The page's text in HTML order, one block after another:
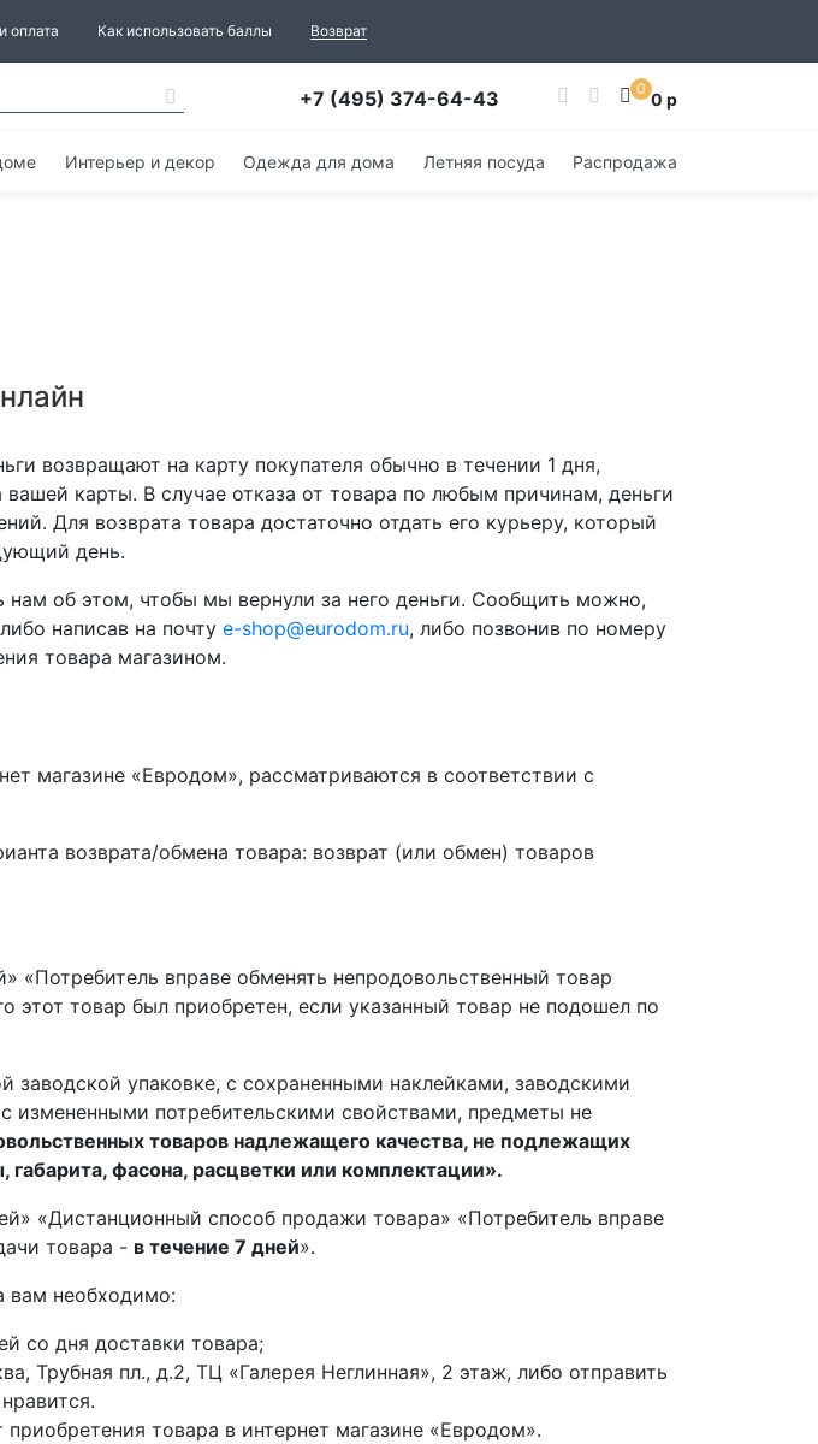
оплата Как использовать баллы Возврат
+7 (495) 374-64-43 0 0 р
Интерьер и декор Одежда для дома Летняя посуда Распродажа
возвращают на карту покупателя обычно в течении 1 дня,
карты. В случае отказа от товара по любым причинам, деньги
Для возврата товара достаточно отдать его курьеру, который
день.
об этом, чтобы мы вернули за него деньги. Сообщить можно,
написав на почту e-shop@eurodom.ru, либо позвонив по номеру
товара магазином.
магазине «Евродом», рассматриваются в соответствии с
возврата/обмена товара: возврат (или обмен) товаров
«Потребитель вправе обменять непродовольственный товар
этот товар был приобретен, если указанный товар не подошел по
упаковке, с сохраненными наклейками, заводскими
измененными потребительскими свойствами, предметы не
товаров надлежащего качества, не подлежащих
фасона, расцветки или комплектации».
«Дистанционный способ продажи товара» «Потребитель вправе
товара - в течение 7 дней».
вам необходимо:
со дня доставки товара;
Трубная пл., д.2, ТЦ «Галерея Неглинная», 2 этаж, либо отправить
товара в интернет магазине «Евродом».